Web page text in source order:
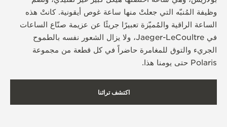
وظيفة المُنبّه التي جعلتْ منها ساعة غوص أيقونية. كانتْ هذه
الساعة الراقية والمُميّزة تعبيرًا جريئًا عن عزيمة صنّاع الساعات
في Jaeger-LeCoultre، ولا يزال الشعور نفسه بالطموح
الجريء والتوق للمغامرة حاضراً في كل قطعة من مجموعة
Polaris حتى يومنا هذا.
اكتشف تراثنا